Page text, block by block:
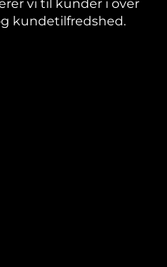
vi til kunder i over
kundetilfredshed.